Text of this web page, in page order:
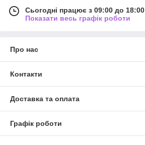
Сьогодні працює з 09:00 до 18:00
Показати весь графік роботи
Про нас
Контакти
Доставка та оплата
Графік роботи